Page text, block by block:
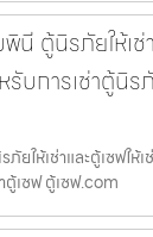
ตู้นิรภัยให้เช่า
บการเช่าตู้นิร
ให้เช่าและตู้เซฟให้
ตู้เซฟ ตู้เซฟ.com